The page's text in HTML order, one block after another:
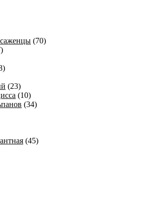
(70)
(23)
(10)
(34)
(45)